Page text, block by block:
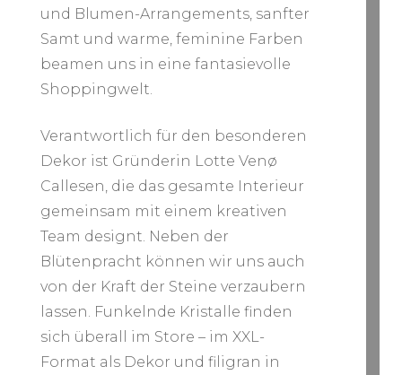
und Blumen-Arrangements, sanfter
Samt und warme, feminine Farben
beamen uns in eine fantasievolle
Shoppingwelt.
Verantwortlich für den besonderen
Dekor ist Gründerin Lotte Venø
Callesen, die das gesamte Interieur
gemeinsam mit einem kreativen
Team designt. Neben der
Blütenpracht können wir uns auch
von der Kraft der Steine verzaubern
lassen. Funkelnde Kristalle finden
sich überall im Store – im XXL-
Format als Dekor und filigran in